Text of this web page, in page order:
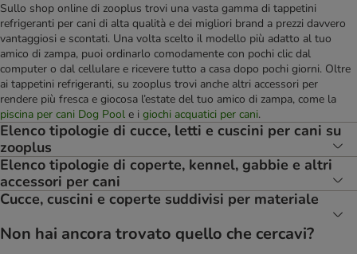
Sullo shop online di zooplus trovi una vasta gamma di tappetini
refrigeranti per cani di alta qualità e dei migliori brand a prezzi davvero
vantaggiosi e scontati. Una volta scelto il modello più adatto al tuo
amico di zampa, puoi ordinarlo comodamente con pochi clic dal
computer o dal cellulare e ricevere tutto a casa dopo pochi giorni. Oltre
ai tappetini refrigeranti, su zooplus trovi anche altri accessori per
rendere più fresca e giocosa l’estate del tuo amico di zampa, come la
piscina per cani Dog Pool e i giochi acquatici per cani.
Elenco tipologie di cucce, letti e cuscini per cani su
zooplus
Elenco tipologie di coperte, kennel, gabbie e altri
accessori per cani
Cucce, cuscini e coperte suddivisi per materiale
Non hai ancora trovato quello che cercavi?